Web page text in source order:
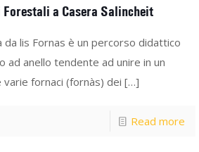
a Casera Salincheit
da lis Fornas è un percorso didattico
ad anello tendente ad unire in un
fornaci (fornàs) dei […]
Read more